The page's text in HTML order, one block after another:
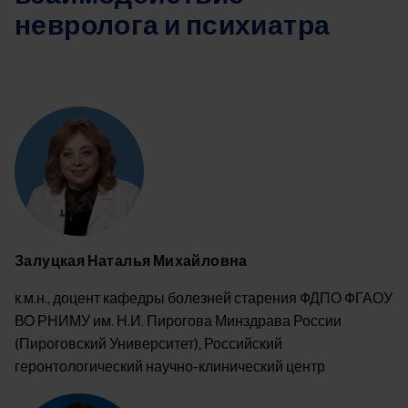
невролога и психиатра
Image
Залуцкая Наталья Михайловна
к.м.н., доцент кафедры болезней старения ФДПО ФГАОУ
ВО РНИМУ им. Н.И. Пирогова Минздрава России
(Пироговский Университет), Российский
геронтологический научно-клинический центр
Image